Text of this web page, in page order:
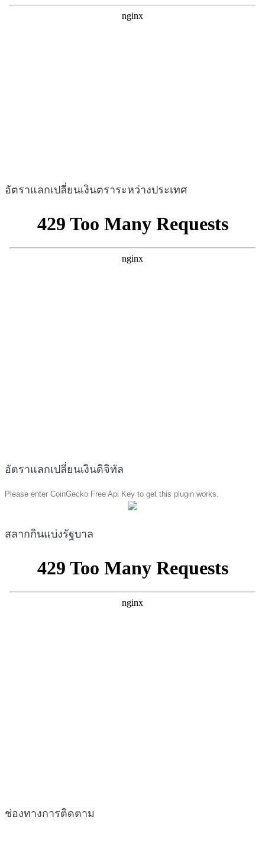
อัตราแลกเปลี่ยนเงินตราระหว่างประเทศ
อัตราแลกเปลี่ยนเงินดิจิทัล
Please enter CoinGecko Free Api Key to get this plugin works.
สลากกินแบ่งรัฐบาล
ช่องทางการติดตาม